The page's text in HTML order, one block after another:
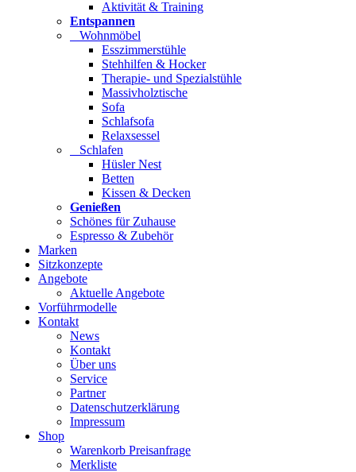
Aktivität & Training
Entspannen
Wohnmöbel
Esszimmerstühle
Stehhilfen & Hocker
Therapie- und Spezialstühle
Massivholztische
Sofa
Schlafsofa
Relaxsessel
Schlafen
Hüsler Nest
Betten
Kissen & Decken
Genießen
Schönes für Zuhause
Espresso & Zubehör
Marken
Sitzkonzepte
Angebote
Aktuelle Angebote
Vorführmodelle
Kontakt
News
Kontakt
Über uns
Service
Partner
Datenschutzerklärung
Impressum
Shop
Warenkorb Preisanfrage
Merkliste